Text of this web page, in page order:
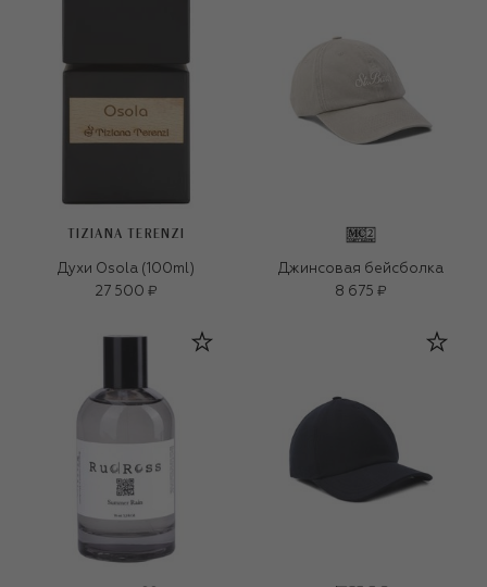
TIZIANA TERENZI
Духи Osola (100ml)
27 500 ₽
Джинсовая бейсболка
8 675 ₽